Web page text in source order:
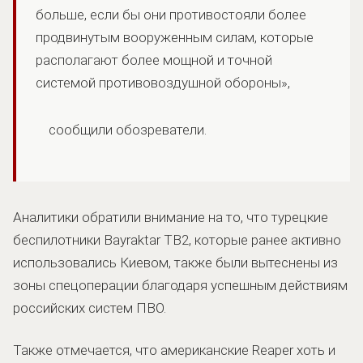
больше, если бы они противостояли более
продвинутым вооруженным силам, которые
располагают более мощной и точной
системой противовоздушной обороны»,
сообщили обозреватели.
Аналитики обратили внимание на то, что турецкие
беспилотники Bayraktar TB2, которые ранее активно
использовались Киевом, также были вытеснены из
зоны спецоперации благодаря успешным действиям
российских систем ПВО.
Также отмечается, что американские Reaper хоть и